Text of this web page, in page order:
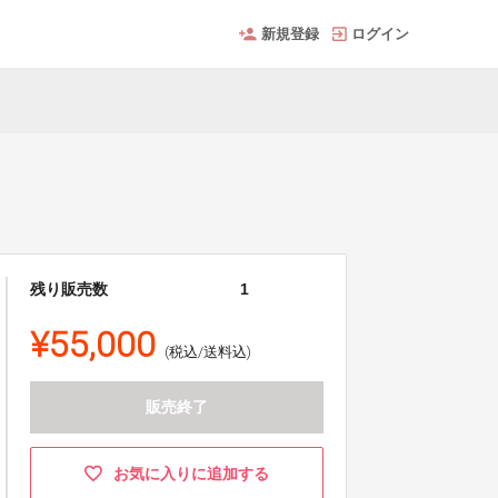
新規登録 ログイン
残り販売数 1
¥55,000 (税込/送料込)
販売終了
お気に入りに追加する